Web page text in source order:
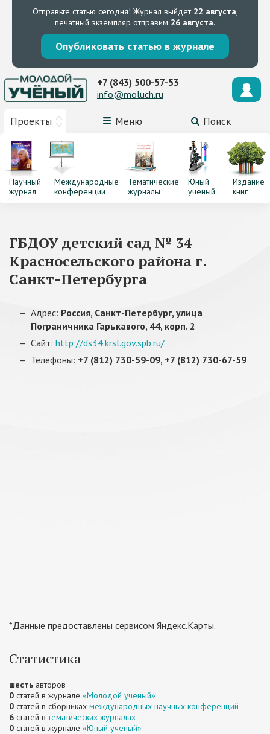
Отправьте статью сегодня! Журнал выйдет 22 августа,
печатный экземпляр отправим 26 августа.
Опубликовать статью в журнале
Проекты Меню Поиск
+7 (843) 500-57-53
info@moluch.ru
Научный
журнал
Международные
конференции
Тематические
журналы
Юный
ученый
Издание
книг
ГБДОУ детский сад № 34
Красносельского района г.
Санкт-Петербурга
Адрес: Россия, Санкт-Петербург, улица
Пограничника Гарькавого, 44, корп. 2
Сайт: http://ds34.krsl.gov.spb.ru/
Телефоны: +7 (812) 730-59-09, +7 (812) 730-67-59
*Данные предоставлены сервисом Яндекс.Карты.
Статистика
шесть авторов
0 статей в журнале «Молодой ученый»
0 статей в сборниках международных научных конференций
6 статей втематических журналах
0 статей в журнале «Юный ученый»